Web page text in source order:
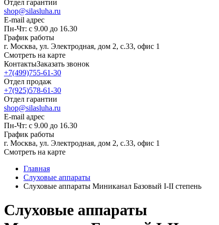
Отдел гарантии
shop@silasluha.ru
E-mail адрес
Пн-Чт: с 9.00 до 16.30
График работы
г. Москва, ул. Электродная, дом 2, с.33, офис 1
Смотреть на карте
КонтактыЗаказать звонок
+7(499)755-61-30
Отдел продаж
+7(925)578-61-30
Отдел гарантии
shop@silasluha.ru
E-mail адрес
Пн-Чт: с 9.00 до 16.30
График работы
г. Москва, ул. Электродная, дом 2, с.33, офис 1
Смотреть на карте
Главная
Слуховые аппараты
Слуховые аппараты Миниканал Базовый I-II степень
Слуховые аппараты